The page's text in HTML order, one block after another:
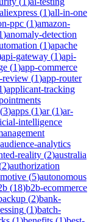
aliexpress (1)all-in-one
ppc (1)amazon-
)anomaly-detection
(1)apache
api-gateway (1)api-
(1)app-commerce
review (1)app-router
)applicant-tracking
(3)apps (1)ar(1)ar-
intelligence
audience-analytics
reality (2)australia
2)authorization
(5)autonomous
(18)b2b-ecommerce
(2)bank-
(1)batch-